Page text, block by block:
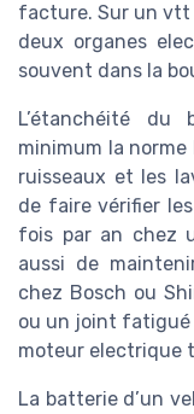
facture. Sur un vtt
deux organes
souvent dans la
L’étanchéité
minimum la norme
ruisseaux et les
de faire vérifier
fois par an chez
aussi de
chez Bosch ou
ou un joint fatigué
moteur electrique
La batterie d’un